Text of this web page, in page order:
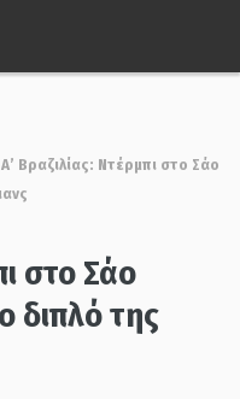
Α’ Βραζιλίας: Nτέρμπι στο Σάο
στο Σάο
διπλό της